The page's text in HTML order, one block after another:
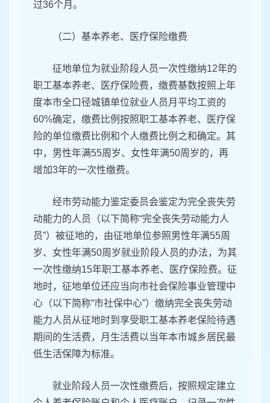
过36个月。
（二）基本养老、医疗保险缴费
征地单位为就业阶段人员一次性缴纳12年的
职工基本养老、医疗保险费，缴费基数按照上年
度本市全口径城镇单位就业人员月平均工资的
60%确定，缴费比例按照职工基本养老、医疗保
险的单位缴费比例和个人缴费比例之和确定。其
中，男性年满55周岁、女性年满50周岁的，再
增加3年的一次性缴费。
经市劳动能力鉴定委员会鉴定为完全丧失劳
动能力的人员（以下简称“完全丧失劳动能力人
员”）被征地的，由征地单位参照男性年满55周
岁、女性年满50周岁就业阶段人员的办法，为其
一次性缴纳15年职工基本养老、医疗保险费。征
地时，征地单位还应当向市社会保险事业管理中
心（以下简称“市社保中心”）缴纳完全丧失劳动
能力人员从征地时到享受职工基本养老保险待遇
期间的生活费，月生活费以当年本市城乡居民最
低生活保障为标准。
就业阶段人员一次性缴费后，按照规定建立